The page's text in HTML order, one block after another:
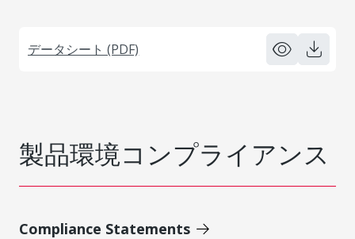
データシート (PDF)
製品環境コンプライアンス
Compliance Statements